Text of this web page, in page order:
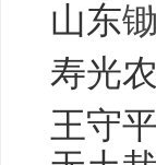
山东
寿光
王守平